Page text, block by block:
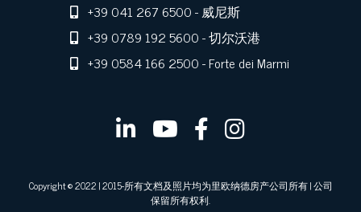
+39 041 267 6500- 威尼斯
+39 0789 192 5600- 切尔沃港
+39 0584 166 2500- Forte dei Marmi
Copyright © 2022 | 2015-所有文档及照片均为里欧纳德房产公司所有 | 公司
保留所有权利.